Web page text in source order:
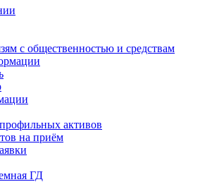
с общественностью и средствам
активов
на приём
ГД